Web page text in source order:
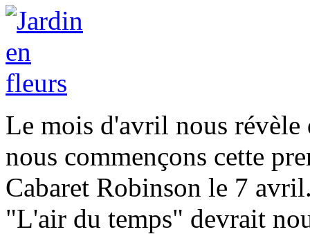
Le mois d'avril nous révèle
nous commençons cette
Cabaret Robinson le 7
"L'air du temps" devrait